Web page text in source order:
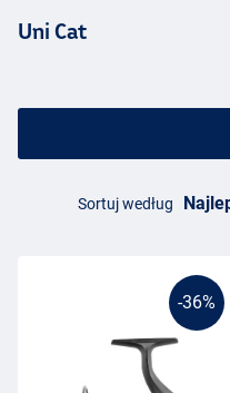
Uni Cat
Sortuj według
-36%